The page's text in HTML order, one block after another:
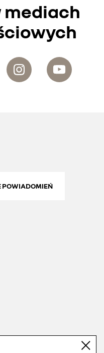
mediach
POWIADOMIEŃ